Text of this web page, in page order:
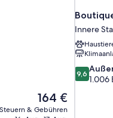
Der
Preis
164 €
& Gebühren
Innere
9.6
von
9,6
1.006